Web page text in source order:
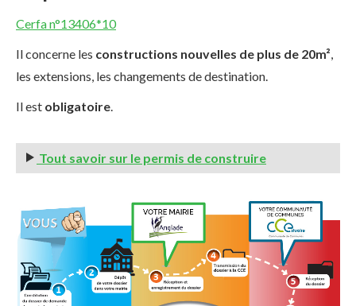
Cerfa n°13406*10
Il concerne les constructions nouvelles de plus de 20m²,
les extensions, les changements de destination.
Il est obligatoire.
Tout savoir sur le permis de construire